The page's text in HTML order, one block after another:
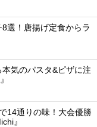
8選！唐揚げ定食からラ
気のパスタ&ピザに注
14通りの味！大会優勝
』